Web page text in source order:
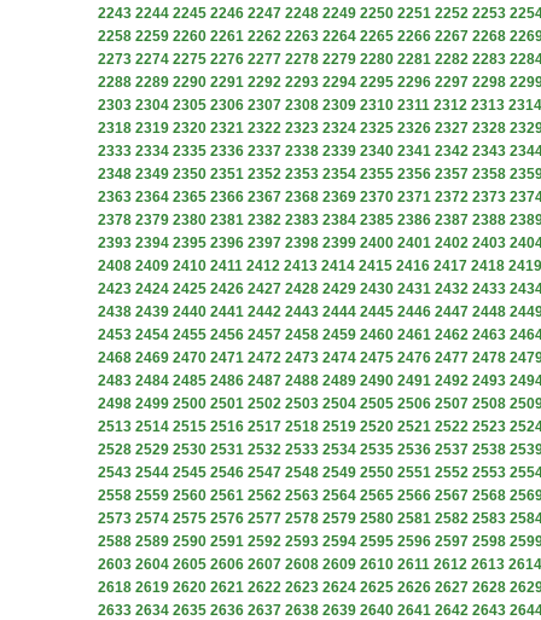
2243 2244 2245 2246 2247 2248 2249 2250 2251 2252 2253
2258 2259 2260 2261 2262 2263 2264 2265 2266 2267 2268
2273 2274 2275 2276 2277 2278 2279 2280 2281 2282 2283
2288 2289 2290 2291 2292 2293 2294 2295 2296 2297 2298
2303 2304 2305 2306 2307 2308 2309 2310 2311 2312 2313 2314
2318 2319 2320 2321 2322 2323 2324 2325 2326 2327 2328
2333 2334 2335 2336 2337 2338 2339 2340 2341 2342 2343
2348 2349 2350 2351 2352 2353 2354 2355 2356 2357 2358
2363 2364 2365 2366 2367 2368 2369 2370 2371 2372 2373
2378 2379 2380 2381 2382 2383 2384 2385 2386 2387 2388
2393 2394 2395 2396 2397 2398 2399 2400 2401 2402 2403
2408 2409 2410 2411 2412 2413 2414 2415 2416 2417 2418 2419
2423 2424 2425 2426 2427 2428 2429 2430 2431 2432 2433
2438 2439 2440 2441 2442 2443 2444 2445 2446 2447 2448
2453 2454 2455 2456 2457 2458 2459 2460 2461 2462 2463
2468 2469 2470 2471 2472 2473 2474 2475 2476 2477 2478
2483 2484 2485 2486 2487 2488 2489 2490 2491 2492 2493
2498 2499 2500 2501 2502 2503 2504 2505 2506 2507 2508
2513 2514 2515 2516 2517 2518 2519 2520 2521 2522 2523
2528 2529 2530 2531 2532 2533 2534 2535 2536 2537 2538
2543 2544 2545 2546 2547 2548 2549 2550 2551 2552 2553
2558 2559 2560 2561 2562 2563 2564 2565 2566 2567 2568
2573 2574 2575 2576 2577 2578 2579 2580 2581 2582 2583
2588 2589 2590 2591 2592 2593 2594 2595 2596 2597 2598
2603 2604 2605 2606 2607 2608 2609 2610 2611 2612 2613 2614
2618 2619 2620 2621 2622 2623 2624 2625 2626 2627 2628
2633 2634 2635 2636 2637 2638 2639 2640 2641 2642 2643